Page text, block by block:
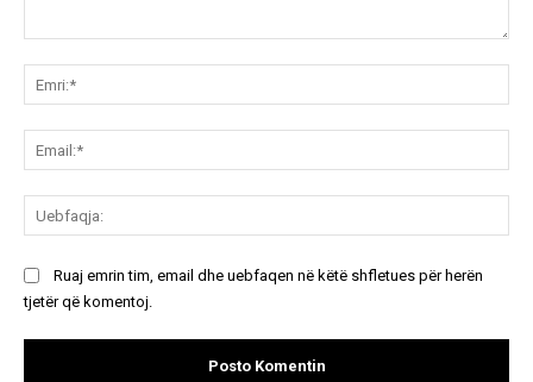
Ruaj emrin tim, email dhe uebfaqen në këtë shfletues për herën
tjetër që komentoj.